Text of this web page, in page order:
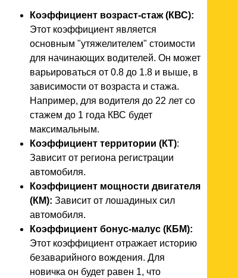
Коэффициент возраст-стаж (КВС):
Этот коэффициент является
основным "утяжелителем" стоимости
для начинающих водителей. Он может
варьироваться от 0.8 до 1.8 и выше, в
зависимости от возраста и стажа.
Например, для водителя до 22 лет со
стажем до 1 года КВС будет
максимальным.
Коэффициент территории (КТ):
Зависит от региона регистрации
автомобиля.
Коэффициент мощности двигателя
(КМ): Зависит от лошадиных сил
автомобиля.
Коэффициент бонус-малус (КБМ):
Этот коэффициент отражает историю
безаварийного вождения. Для
новичка он будет равен 1, что